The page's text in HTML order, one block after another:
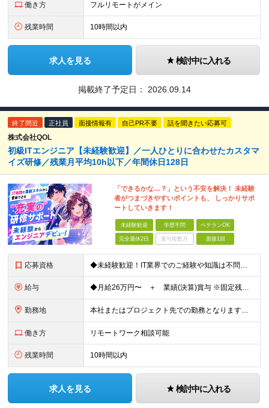
働き方 フルリモートがメイン
残業時間 10時間以内
求人を見る 検討中に入れる
掲載終了予定日： 2026.09.14
終了間近 正社員 面接情報有 自己PR不要 話を聞きたい応募可
株式会社QOL
初級ITエンジニア【未経験歓迎】／一人ひとりに合わせたカスタマ
イズ研修／残業月平均10h以下／年間休日128日
「できるかな…？」という不安を解決！ 未経験
者がつまづきやすいポイントも、 しっかりサポ
ートしていきます！
未経験歓迎 学歴不問 ベテランOK
完全週休2日 賞与複数月 面接1回
応募資格 ◆未経験歓迎！IT業界でのご経験や知識は不問です！ ◆第二新卒歓迎 ◆学歴不問 ＜こんな方におすすめです！＞ ◇手に職をつけて、AI時代を乗り越えられるキャリアを築きたい方 ◇人材育成に力を入れてい
給与 ◆⽉給26万円〜 ＋ 業績(決算)賞与 ※固定残業代（40時間／6万2,000円）を含みます。 ※固定残業代は残業ゼロ時間の場合も全額⽀給。超過分は別途⽀給します ※経験・スキル・保有資格などを考慮
勤務地 本社またはプロジェクト先での勤務となります。 【本社】 東京都港区西新橋3-5-9 HOYO新虎ビル 10F ★2026年7月に移転したばかりのきれいなオフィスです！ ━━━━━━━ ★都内勤務に
働き方 リモートワーク相談可能
残業時間 10時間以内
求人を見る 検討中に入れる